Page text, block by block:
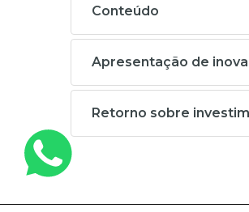
Conteúdo
Apresentação de
Retorno sobre